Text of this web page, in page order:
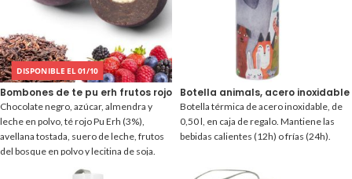
DISPONIBLE EL 01/10
Bombones de te pu erh frutos rojos 1 kg.
Chocolate negro, azúcar, almendra y
leche en polvo, té rojo Pu Erh (3%),
avellana tostada, suero de leche, frutos
del bosque en polvo y lecitina de soja.
Botella animals, acero inoxidable
Botella térmica de acero inoxidable, de
0,50 l, en caja de regalo. Mantiene las
bebidas calientes (12h) o frías (24h).